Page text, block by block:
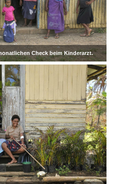
Check beim Kinderarzt.